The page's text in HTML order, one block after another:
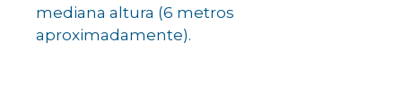
mediana altura (6 metros
aproximadamente).